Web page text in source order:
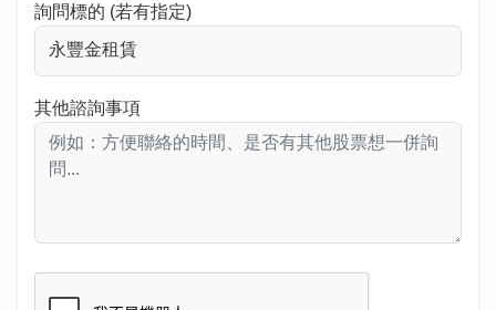
詢問標的 (若有指定)
其他諮詢事項